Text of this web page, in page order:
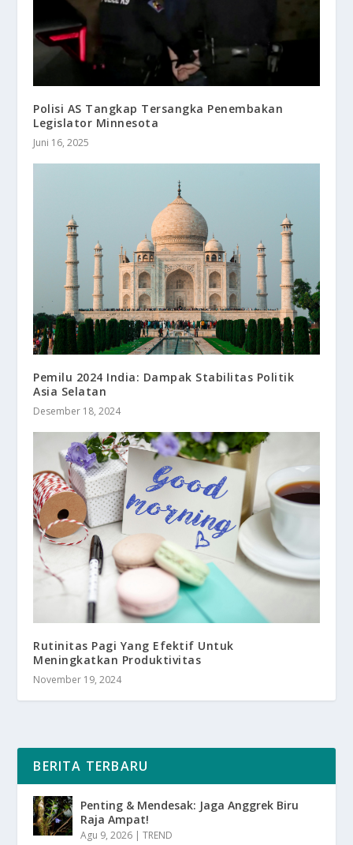
Polisi AS Tangkap Tersangka Penembakan
Legislator Minnesota
Juni 16, 2025
Pemilu 2024 India: Dampak Stabilitas Politik
Asia Selatan
Desember 18, 2024
Rutinitas Pagi Yang Efektif Untuk
Meningkatkan Produktivitas
November 19, 2024
BERITA TERBARU
Penting & Mendesak: Jaga Anggrek Biru
Raja Ampat!
Agu 9, 2026 |TREND